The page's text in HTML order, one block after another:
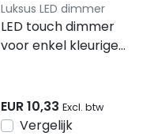
Luksus LED dimmer
LED touch dimmer
voor enkel kleurige
EUR 10,33 Excl. btw
Vergelijk